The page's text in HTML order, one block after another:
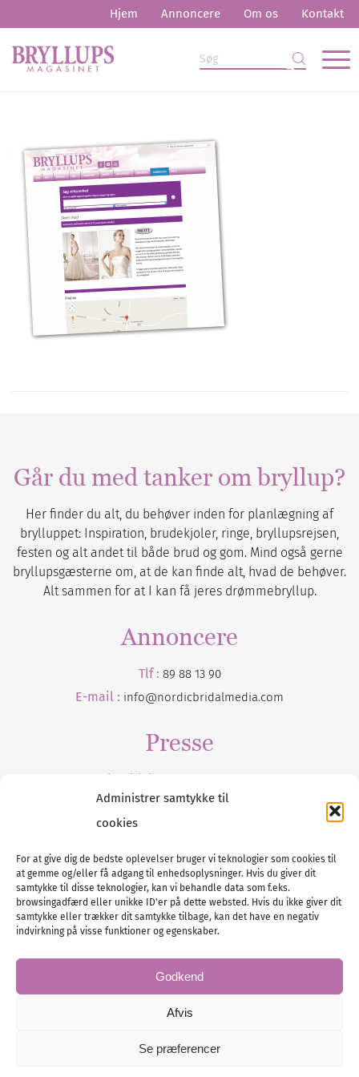
Administrer samtykke til
cookies
For at give dig de bedste oplevelser bruger vi teknologier som cookies til
at gemme og/eller få adgang til enhedsoplysninger. Hvis du giver dit
samtykke til disse teknologier, kan vi behandle data som f.eks.
browsingadfærd eller unikke ID'er på dette websted. Hvis du ikke giver dit
samtykke eller trækker dit samtykke tilbage, kan det have en negativ
indvirkning på visse funktioner og egenskaber.
Godkend
Afvis
Se præferencer
Hjem Annoncere Om os Kontakt
Går du med tanker om bryllup?
Her finder du alt, du behøver inden for planlægning af
brylluppet: Inspiration, brudekjoler, ringe, bryllupsrejsen,
festen og alt andet til både brud og gom. Mind også gerne
bryllupsgæsterne om, at de kan finde alt, hvad de behøver.
Alt sammen for at I kan få jeres drømmebryllup.
Annoncere
Tlf : 89 88 13 90
E-mail : info@nordicbridalmedia.com
Presse
Tilmeld dig vores
Tel :89 88 13 90
E-post:info@nordicbridalmedia.com
Nordic Bridal Media